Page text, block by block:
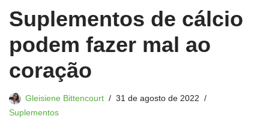
Suplementos de cálcio
podem fazer mal ao
coração
Gleisiene Bittencourt
31 de agosto de 2022
Suplementos